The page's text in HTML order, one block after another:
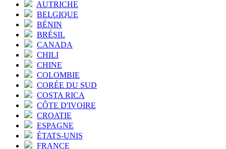
AUTRICHE
BELGIQUE
BÉNIN
BRÉSIL
CANADA
CHILI
CHINE
COLOMBIE
CORÉE DU SUD
COSTA RICA
CÔTE D'IVOIRE
CROATIE
ESPAGNE
ÉTATS-UNIS
FRANCE